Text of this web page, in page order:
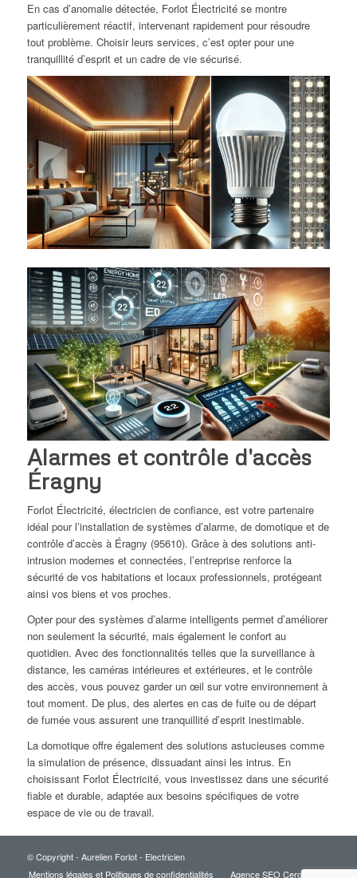
En cas d’anomalie détectée, Forlot Électricité se montre
particulièrement réactif, intervenant rapidement pour résoudre
tout problème. Choisir leurs services, c’est opter pour une
tranquillité d’esprit et un cadre de vie sécurisé.
Alarmes et contrôle d'accès
Éragny
Forlot Électricité, électricien de confiance, est votre partenaire
idéal pour l’installation de systèmes d’alarme, de domotique et de
contrôle d’accès à Éragny (95610). Grâce à des solutions anti-
intrusion modernes et connectées, l’entreprise renforce la
sécurité de vos habitations et locaux professionnels, protégeant
ainsi vos biens et vos proches.
Opter pour des systèmes d’alarme intelligents permet d’améliorer
non seulement la sécurité, mais également le confort au
quotidien. Avec des fonctionnalités telles que la surveillance à
distance, les caméras intérieures et extérieures, et le contrôle
des accès, vous pouvez garder un œil sur votre environnement à
tout moment. De plus, des alertes en cas de fuite ou de départ
de fumée vous assurent une tranquillité d’esprit inestimable.
La domotique offre également des solutions astucieuses comme
la simulation de présence, dissuadant ainsi les intrus. En
choisissant Forlot Électricité, vous investissez dans une sécurité
fiable et durable, adaptée aux besoins spécifiques de votre
espace de vie ou de travail.
© Copyright - Aurelien Forlot - Electricien
Mentions légales et Politiques de confidentialités
Agence SEO Cergy